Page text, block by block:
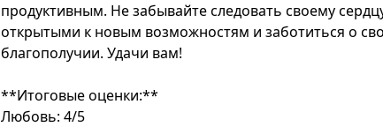
продуктивным. Не забывайте следовать своему
открытыми к новым возможностям и заботиться о
благополучии. Удачи вам!
**Итоговые оценки:**
Любовь: 4/5